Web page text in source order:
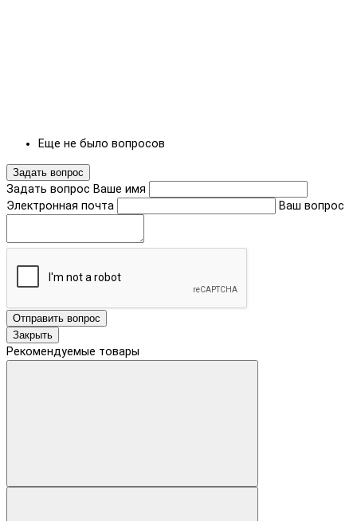
Еще не было вопросов
Задать вопрос
Задать вопрос Ваше имя
Электронная почта
Ваш вопрос
Отправить вопрос
Закрыть
Рекомендуемые товары